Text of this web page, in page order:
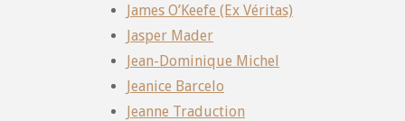
James O’Keefe (Ex Véritas)
Jasper Mader
Jean-Dominique Michel
Jeanice Barcelo
Jeanne Traduction